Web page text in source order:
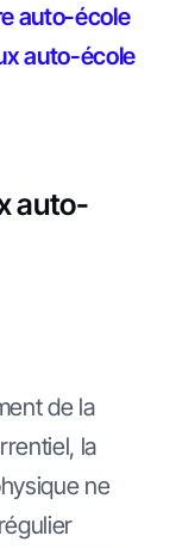
auto-école
auto-école
auto-
de la
la
ne